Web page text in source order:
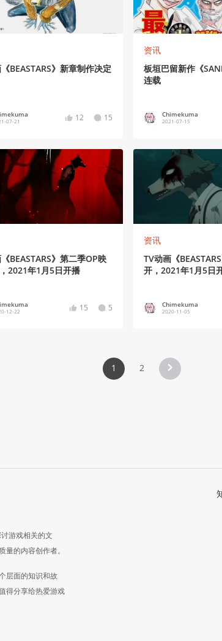
BEASTARS》新章制作决定
07-21 12 15
资讯
板垣巴留新作《
连载
Chimekuma
2021-07-15
BEASTARS》第二季OP映
2021年1月5日开播
12-22 15 5
资讯
TV动画《
开，2021年1月5日
Chimekuma
2020-11-05
1 2
游戏相关的文
的内容创作者。
层面的知识和故
得分享给热爱游戏